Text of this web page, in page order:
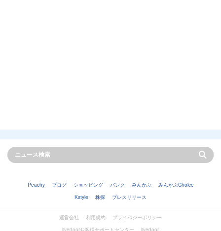
Peachy ブログ ショッピング バンク みんかぶ
みんかぶChoice
Kstyle
株探 プレスリリース
運営会社 利用規約
プライバシーポリシー
livedoorお客様サポートセンター
livedoor